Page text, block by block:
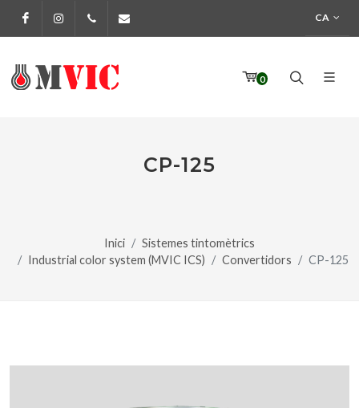
FacebookInstagram972 170 160 CA
0
CP-125
Inici
Sistemes tintomètrics
Industrial color system (MVIC ICS)
Convertidors CP-125